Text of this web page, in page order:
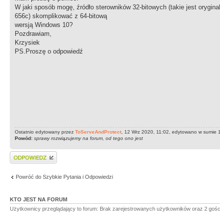
W jaki sposób mogę, źródło sterowników 32-bitowych (takie jest
656c) skomplikować z 64-bitową
wersją Windows 10?
Pozdrawiam,
Krzysiek
PS.Proszę o odpowiedź
Ostatnio edytowany przez ToServeAndProtect , 12 Wrz 2020, 11:02, edytowano w sumie
Powód: sprawy rozwiązujemy na forum, od tego ono jest
Wyślij odpowiedź
Powróć do Szybkie Pytania i Odpowiedzi
KTO JEST NA FORUM
Użytkownicy przeglądający to forum: Brak zarejestrowanych użytkowników oraz 2